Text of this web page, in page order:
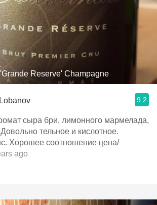
Reserve' Champagne
9.2
сыра бри, лимонного мармелада,
тельное и кислотное.
Хорошее соотношение цена/
ago